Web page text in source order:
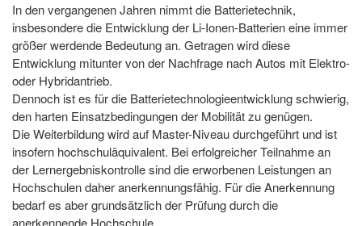
In den vergangenen Jahren nimmt die Batterietechnik,
insbesondere die Entwicklung der Li-Ionen-Batterien eine immer
größer werdende Bedeutung an. Getragen wird diese
Entwicklung mitunter von der Nachfrage nach Autos mit Elektro-
oder Hybridantrieb.
Dennoch ist es für die Batterietechnologieentwicklung schwierig,
den harten Einsatzbedingungen der Mobilität zu genügen.
Die Weiterbildung wird auf Master-Niveau durchgeführt und ist
insofern hochschuläquivalent. Bei erfolgreicher Teilnahme an
der Lernergebniskontrolle sind die erworbenen Leistungen an
Hochschulen daher anerkennungsfähig. Für die Anerkennung
bedarf es aber grundsätzlich der Prüfung durch die
anerkennende Hochschule.